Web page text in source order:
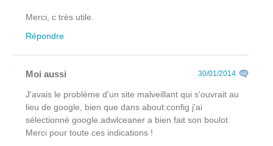
Merci, c très utile.
Répondre
Moi aussi 30/01/2014
J'avais le problème d'un site malveillant qui s'ouvrait au
lieu de google, bien que dans about:config j'ai
sélectionné google.adwlceaner a bien fait son boulot.
Merci pour toute ces indications !